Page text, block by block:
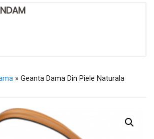
» Geanta Dama Din Piele Naturala